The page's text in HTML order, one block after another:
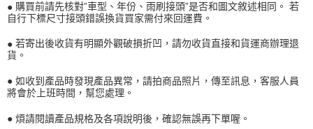
● 購買前請先核對”車型、年份、雨刷接頭”是否和圖文敘述相同。 若
自行下標尺寸接頭錯誤換貨買家需付來回運費。
● 若寄出後收貨有明顯外觀破損折凹，請勿收貨直接和貨運商辦理退
貨。
● 如收到產品時發現產品異常，請拍商品照片，傳至訊息，客服人員
將會於上班時間，幫您處理。
● 煩請閱讀產品規格及各項說明後，確認無誤再下單喔。